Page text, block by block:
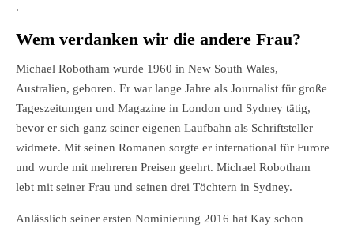
.
Wem verdanken wir die andere Frau?
Michael Robotham wurde 1960 in New South Wales,
Australien, geboren. Er war lange Jahre als Journalist für große
Tageszeitungen und Magazine in London und Sydney tätig,
bevor er sich ganz seiner eigenen Laufbahn als Schriftsteller
widmete. Mit seinen Romanen sorgte er international für Furore
und wurde mit mehreren Preisen geehrt. Michael Robotham
lebt mit seiner Frau und seinen drei Töchtern in Sydney.
Anlässlich seiner ersten Nominierung 2016 hat Kay schon